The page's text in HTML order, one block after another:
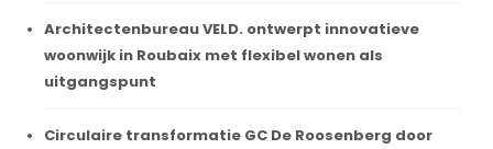
Architectenbureau VELD. ontwerpt innovatieve
woonwijk in Roubaix met flexibel wonen als
uitgangspunt
Circulaire transformatie GC De Roosenberg door